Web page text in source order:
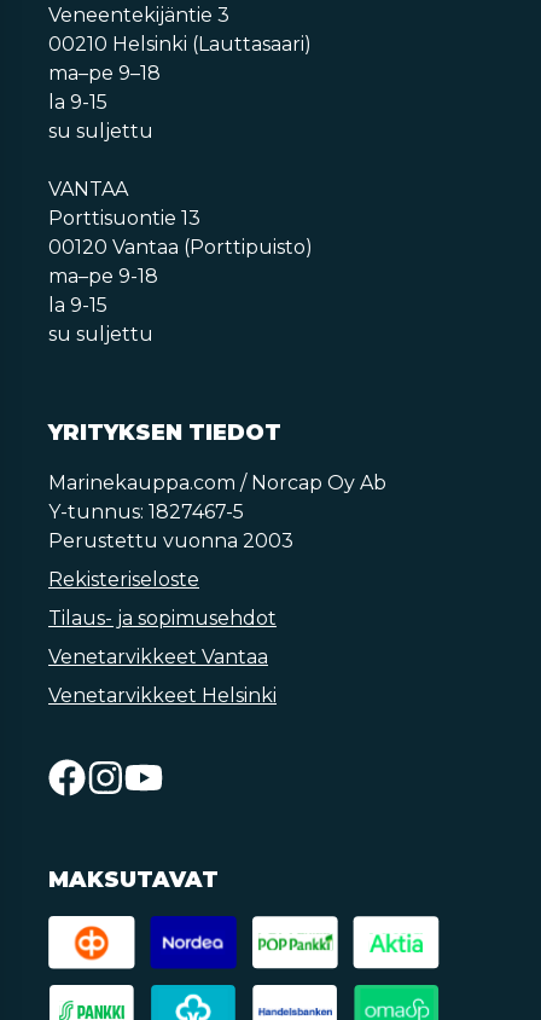
Veneentekijäntie 3
00210 Helsinki (Lauttasaari)
ma–pe 9–18
la 9-15
su suljettu
VANTAA
Porttisuontie 13
00120 Vantaa (Porttipuisto)
ma–pe 9-18
la 9-15
su suljettu
YRITYKSEN TIEDOT
Marinekauppa.com / Norcap Oy Ab
Y-tunnus: 1827467-5
Perustettu vuonna 2003
Rekisteriseloste
Tilaus- ja sopimusehdot
Venetarvikkeet Vantaa
Venetarvikkeet Helsinki
MAKSUTAVAT